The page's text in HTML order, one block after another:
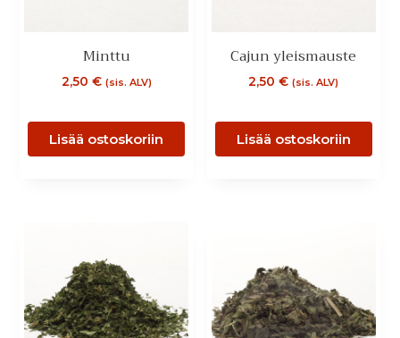
Minttu
2,50 € (sis. ALV)
Lisää ostoskoriin
Cajun yleismauste
2,50€ (sis. ALV)
Lisää ostoskoriin